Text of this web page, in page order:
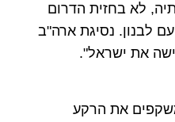
לא בחזית הדרום
לבנון. נסיגת ארה"ב
את ישראל".
את הרקע